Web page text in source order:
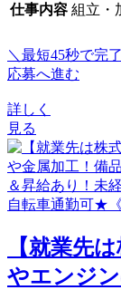
仕事内容 組立・
＼最短45秒で完
応募へ進む
詳しく
見る
【就業先
やエンジ